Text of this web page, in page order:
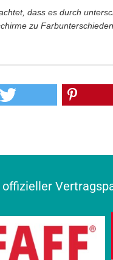
dass es durch
zu